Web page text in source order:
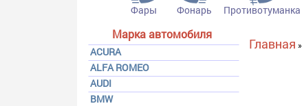
Фары Фонарь Противотуманка
Марка автомобиля
ACURA
ALFA ROMEO
AUDI
BMW
Вы здесь
Главная »